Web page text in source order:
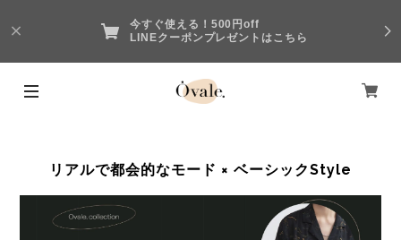
今すぐ使える！500円off
LINEクーポンプレゼントはこちら
リアルで都会的なモード × ベーシックStyle